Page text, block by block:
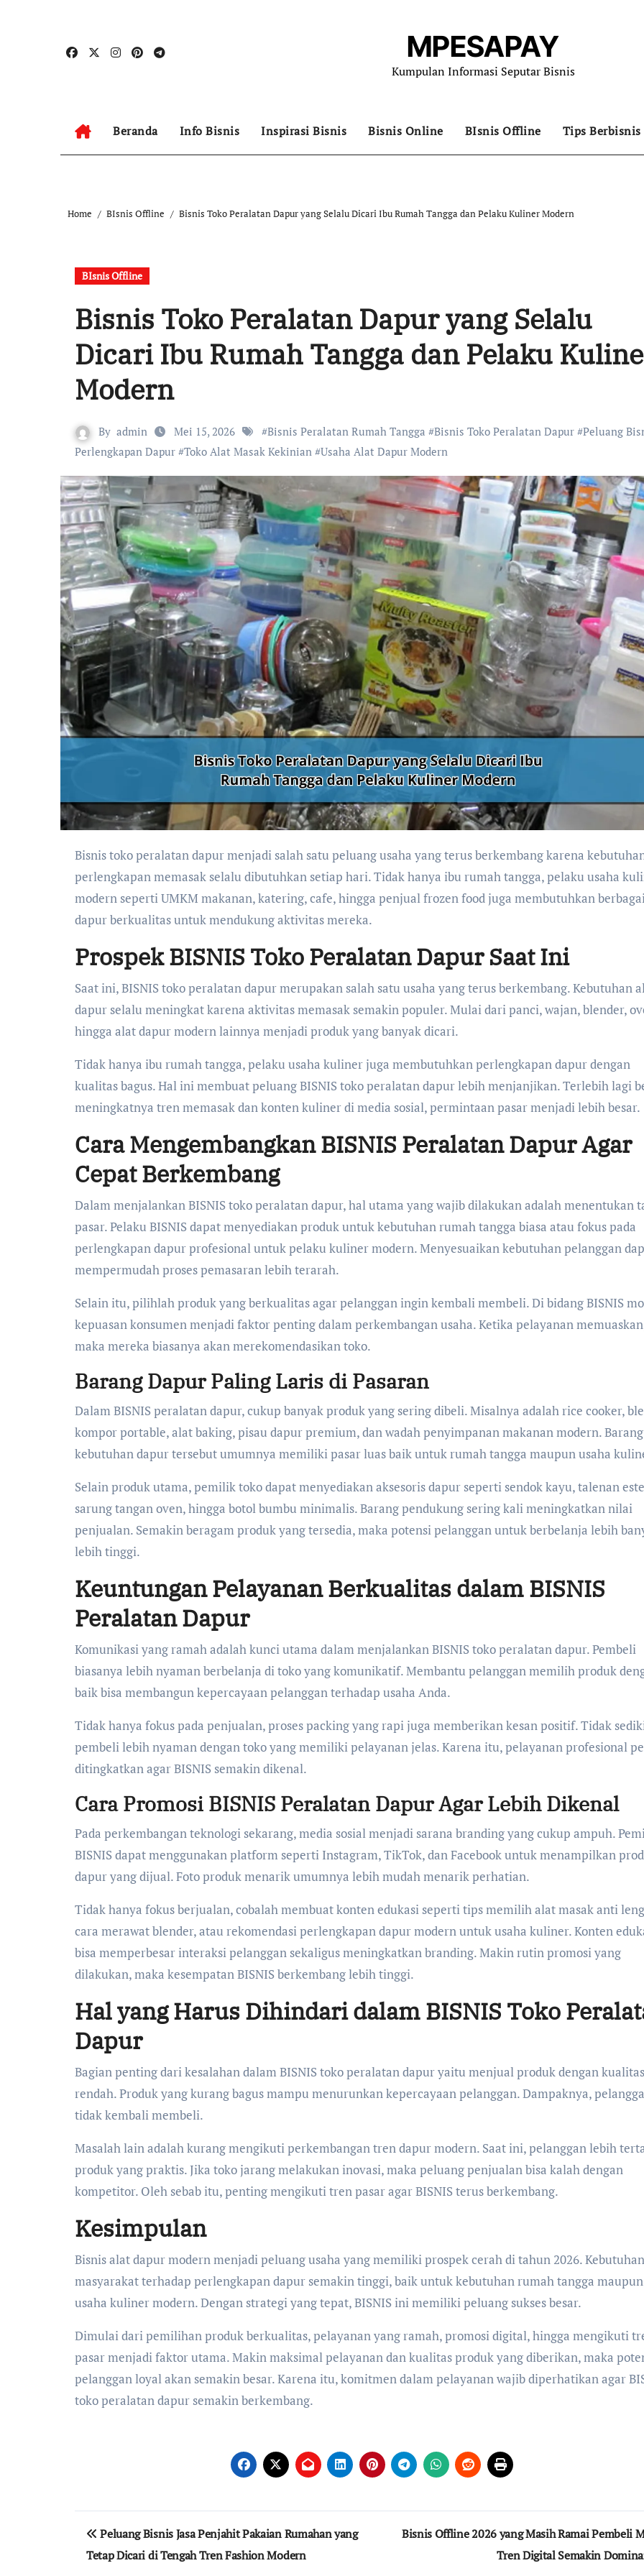
MPESAPAY
Kumpulan Informasi Seputar Bisnis
Beranda Info Bisnis Inspirasi Bisnis Bisnis Online BIsnis Offline Tips Berbisnis
Home BIsnis Offline Bisnis Toko Peralatan Dapur yang Selalu Dicari Ibu Rumah Tangga dan Pelaku Kuliner Modern
BIsnis Offline
Bisnis Toko Peralatan Dapur yang Selalu
Dicari Ibu Rumah Tangga dan Pelaku
Modern
By admin Mei 15, 2026 #Bisnis Peralatan Rumah Tangga #Bisnis Toko Peralatan Dapur #Peluang
Perlengkapan Dapur #Toko Alat Masak Kekinian #Usaha Alat Dapur Modern
Bisnis toko peralatan dapur menjadi salah satu peluang usaha yang terus berkembang karena kebutuhan
perlengkapan memasak selalu dibutuhkan setiap hari. Tidak hanya ibu rumah tangga, pelaku usaha
modern seperti UMKM makanan, katering, cafe, hingga penjual frozen food juga membutuhkan
dapur berkualitas untuk mendukung aktivitas mereka.
Prospek BISNIS Toko Peralatan Dapur Saat Ini
Saat ini, BISNIS toko peralatan dapur merupakan salah satu usaha yang terus berkembang. Kebutuhan
dapur selalu meningkat karena aktivitas memasak semakin populer. Mulai dari panci, wajan, blender,
hingga alat dapur modern lainnya menjadi produk yang banyak dicari.
Tidak hanya ibu rumah tangga, pelaku usaha kuliner juga membutuhkan perlengkapan dapur dengan
kualitas bagus. Hal ini membuat peluang BISNIS toko peralatan dapur lebih menjanjikan. Terlebih lagi
meningkatnya tren memasak dan konten kuliner di media sosial, permintaan pasar menjadi lebih besar.
Cara Mengembangkan BISNIS Peralatan Dapur Agar
Cepat Berkembang
Dalam menjalankan BISNIS toko peralatan dapur, hal utama yang wajib dilakukan adalah menentukan
pasar. Pelaku BISNIS dapat menyediakan produk untuk kebutuhan rumah tangga biasa atau fokus pada
perlengkapan dapur profesional untuk pelaku kuliner modern. Menyesuaikan kebutuhan pelanggan
mempermudah proses pemasaran lebih terarah.
Selain itu, pilihlah produk yang berkualitas agar pelanggan ingin kembali membeli. Di bidang BISNIS
kepuasan konsumen menjadi faktor penting dalam perkembangan usaha. Ketika pelayanan
maka mereka biasanya akan merekomendasikan toko.
Barang Dapur Paling Laris di Pasaran
Dalam BISNIS peralatan dapur, cukup banyak produk yang sering dibeli. Misalnya adalah rice cooker,
kompor portable, alat baking, pisau dapur premium, dan wadah penyimpanan makanan modern. Barang
kebutuhan dapur tersebut umumnya memiliki pasar luas baik untuk rumah tangga maupun usaha
Selain produk utama, pemilik toko dapat menyediakan aksesoris dapur seperti sendok kayu, talenan
sarung tangan oven, hingga botol bumbu minimalis. Barang pendukung sering kali meningkatkan nilai
penjualan. Semakin beragam produk yang tersedia, maka potensi pelanggan untuk berbelanja lebih
lebih tinggi.
Keuntungan Pelayanan Berkualitas dalam BISNIS
Peralatan Dapur
Komunikasi yang ramah adalah kunci utama dalam menjalankan BISNIS toko peralatan dapur. Pembeli
biasanya lebih nyaman berbelanja di toko yang komunikatif. Membantu pelanggan memilih produk
baik bisa membangun kepercayaan pelanggan terhadap usaha Anda.
Tidak hanya fokus pada penjualan, proses packing yang rapi juga memberikan kesan positif. Tidak
pembeli lebih nyaman dengan toko yang memiliki pelayanan jelas. Karena itu, pelayanan profesional
ditingkatkan agar BISNIS semakin dikenal.
Cara Promosi BISNIS Peralatan Dapur Agar Lebih Dikenal
Pada perkembangan teknologi sekarang, media sosial menjadi sarana branding yang cukup ampuh.
BISNIS dapat menggunakan platform seperti Instagram, TikTok, dan Facebook untuk menampilkan
dapur yang dijual. Foto produk menarik umumnya lebih mudah menarik perhatian.
Tidak hanya fokus berjualan, cobalah membuat konten edukasi seperti tips memilih alat masak anti
cara merawat blender, atau rekomendasi perlengkapan dapur modern untuk usaha kuliner. Konten
bisa memperbesar interaksi pelanggan sekaligus meningkatkan branding. Makin rutin promosi yang
dilakukan, maka kesempatan BISNIS berkembang lebih tinggi.
Hal yang Harus Dihindari dalam BISNIS Toko
Dapur
Bagian penting dari kesalahan dalam BISNIS toko peralatan dapur yaitu menjual produk dengan kualitas
rendah. Produk yang kurang bagus mampu menurunkan kepercayaan pelanggan. Dampaknya,
tidak kembali membeli.
Masalah lain adalah kurang mengikuti perkembangan tren dapur modern. Saat ini, pelanggan lebih
produk yang praktis. Jika toko jarang melakukan inovasi, maka peluang penjualan bisa kalah dengan
kompetitor. Oleh sebab itu, penting mengikuti tren pasar agar BISNIS terus berkembang.
Kesimpulan
Bisnis alat dapur modern menjadi peluang usaha yang memiliki prospek cerah di tahun 2026. Kebutuhan
masyarakat terhadap perlengkapan dapur semakin tinggi, baik untuk kebutuhan rumah tangga maupun
usaha kuliner modern. Dengan strategi yang tepat, BISNIS ini memiliki peluang sukses besar.
Dimulai dari pemilihan produk berkualitas, pelayanan yang ramah, promosi digital, hingga mengikuti
pasar menjadi faktor utama. Makin maksimal pelayanan dan kualitas produk yang diberikan, maka
pelanggan loyal akan semakin besar. Karena itu, komitmen dalam pelayanan wajib diperhatikan agar
toko peralatan dapur semakin berkembang.
Navigasi
pos
Peluang Bisnis Jasa Penjahit Pakaian Rumahan yang
Tetap Dicari di Tengah Tren Fashion Modern
Bisnis Offline 2026 yang Masih Ramai Pembeli
Tren Digital Semakin